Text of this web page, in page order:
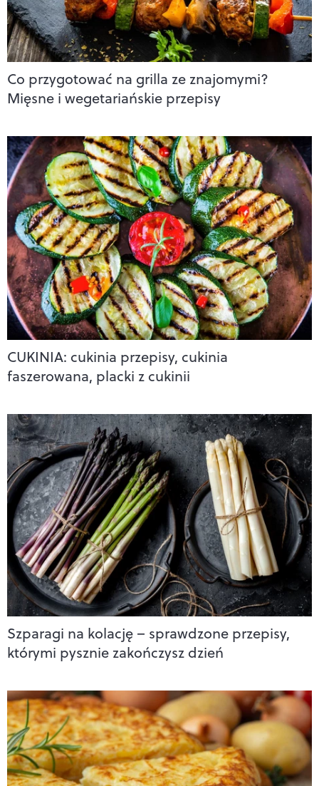
Co przygotować na grilla ze znajomymi?
Mięsne i wegetariańskie przepisy
CUKINIA: cukinia przepisy, cukinia
faszerowana, placki z cukinii
Szparagi na kolację – sprawdzone przepisy,
którymi pysznie zakończysz dzień